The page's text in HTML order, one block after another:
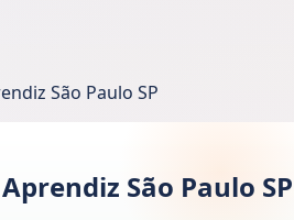
São Paulo SP
São Paulo SP